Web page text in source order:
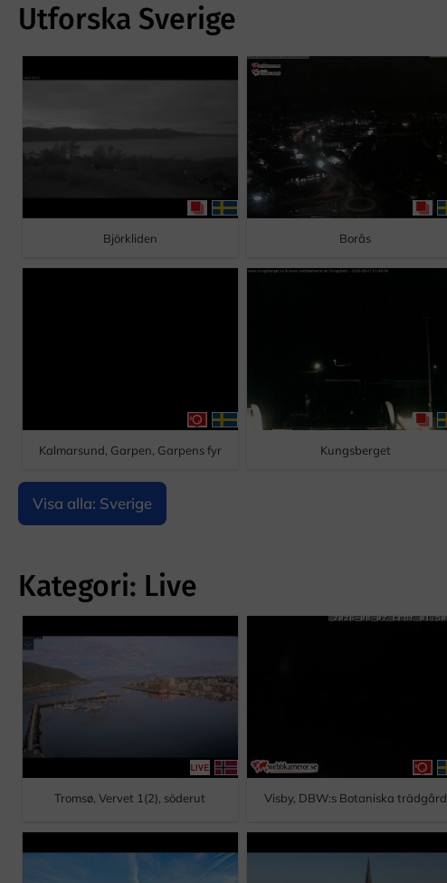
Utforska Sverige
Björkliden Borås
Kalmarsund, Garpen, Garpens fyr Kungsberget
Visa alla: Sverige
Kategori: Live
Tromsø, Vervet 1(2), söderut Visby, DBW:s Botaniska trädgård